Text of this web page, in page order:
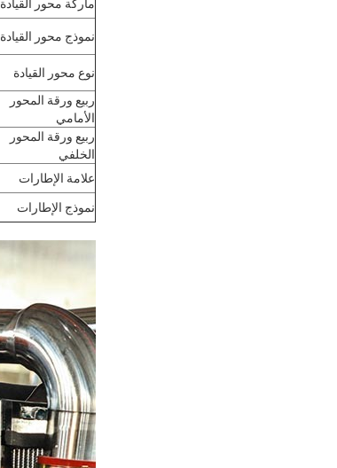
ماركة محور القيادة
نموذج محور القيادة
نوع محور القيادة
ربيع ورقة المحور
الأمامي
ربيع ورقة المحور
الخلفي
علامة الإطارات
نموذج الإطارات